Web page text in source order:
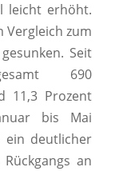
leicht erhöht.
Vergleich zum
Seit
690
11,3 Prozent
bis Mai
ein deutlicher
an